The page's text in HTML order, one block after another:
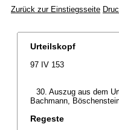
Zurück zur Einstiegsseite
Urteilskopf
97 IV 153
30. Auszug aus dem
Bachmann,
Regeste